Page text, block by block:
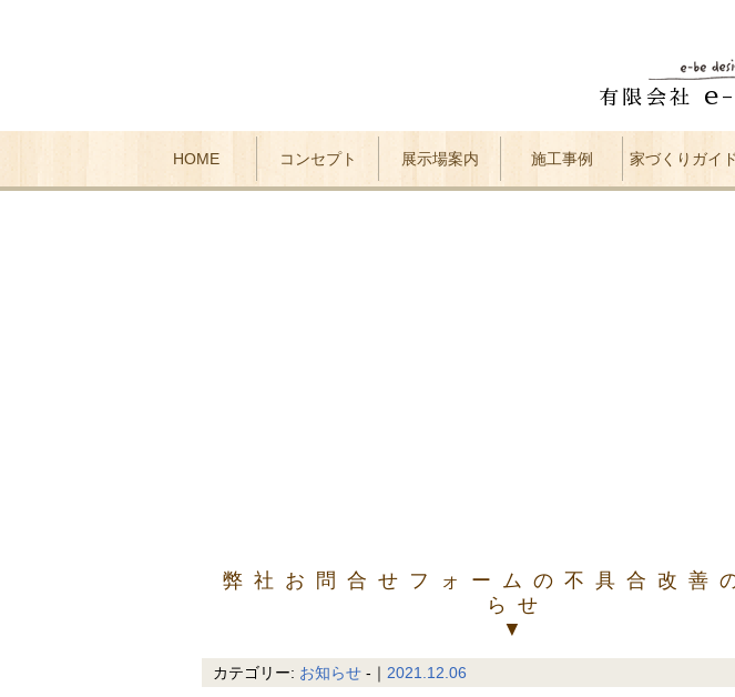
有限会社
HOME コンセプト 展示場案内 施工事例 家づくりガイド
弊社お問合せフォームの不具合改善
らせ
▼
カテゴリー: お知らせ -｜ 2021.12.06